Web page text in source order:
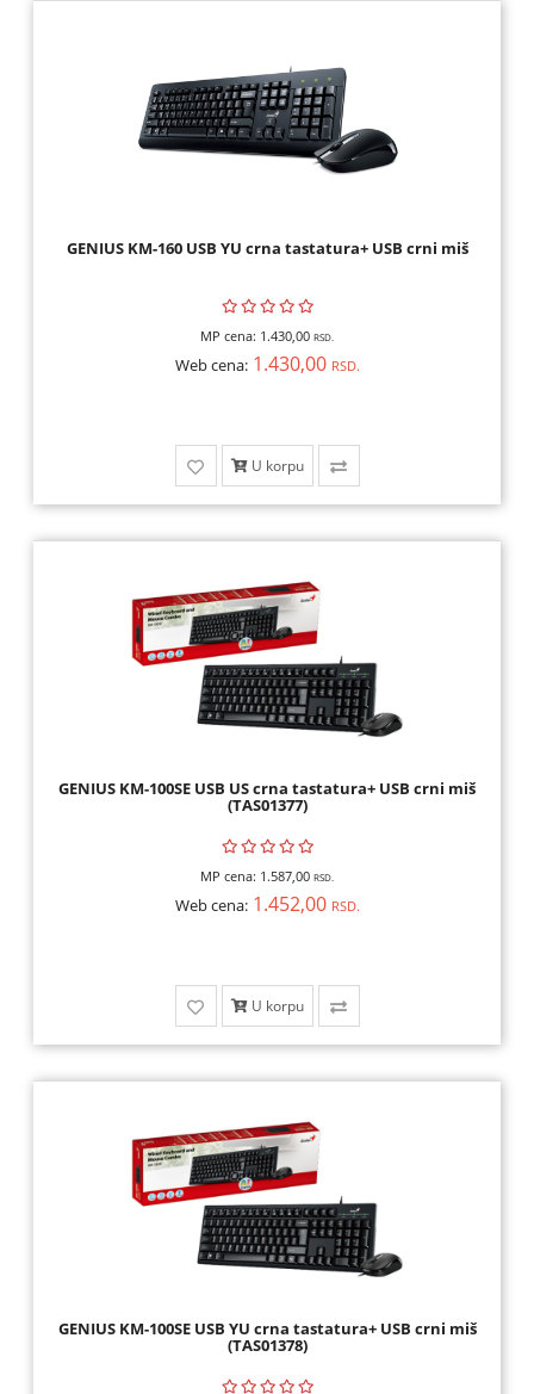
GENIUS KM-160 USB YU crna tastatura+ USB crni miš
MP cena: 1.430,00 RSD.
Web cena: 1.430,00 RSD.
U korpu
GENIUS KM-100SE USB US crna tastatura+ USB crni miš
(TAS01377)
MP cena: 1.587,00 RSD.
Web cena: 1.452,00 RSD.
U korpu
GENIUS KM-100SE USB YU crna tastatura+ USB crni miš
(TAS01378)